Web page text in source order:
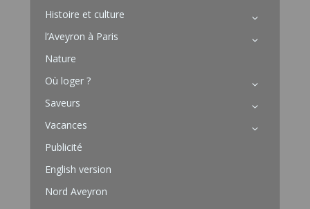
Histoire et culture
l’Aveyron à Paris
Nature
Où loger ?
Saveurs
Vacances
Publicité
English version
Nord Aveyron